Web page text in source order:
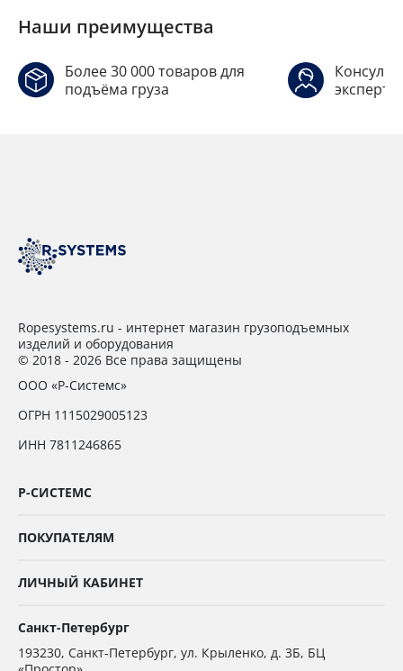
Наши преимущества
Более 30 000 товаров для
подъёма груза
Ropesystems.ru - интернет магазин грузоподъемных
изделий и оборудования
© 2018 - 2026 Все права защищены
ООО «Р-Системс»
ОГРН 1115029005123
ИНН 7811246865
Р-СИСТЕМС
ПОКУПАТЕЛЯМ
ЛИЧНЫЙ КАБИНЕТ
Санкт-Петербург
193230, Санкт-Петербург, ул. Крыленко, д. 3Б, БЦ